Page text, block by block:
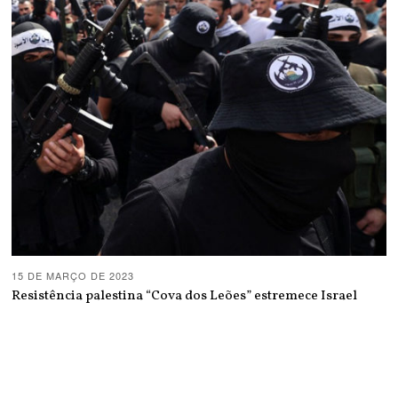
15 DE MARÇO DE 2023
Resistência palestina “Cova dos Leões” estremece Israel